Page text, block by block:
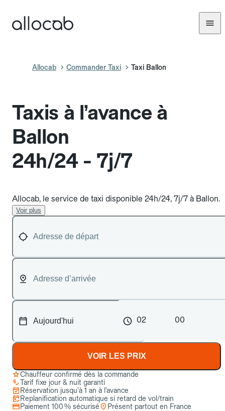
Allocab Commander Taxi Taxi Ballon
Taxis à l’avance à
Ballon
24h/24 - 7j/7
Allocab, le service de taxi disponible 24h/24, 7j/7 à Ballon.
Voir plus
02 00
VOIR LES PRIX
Chauffeur confirmé dès la commande
Tarif fixe jour & nuit garanti
Réservation jusqu’à 1 an à l’avance
Replanification automatique si retard de vol/train
Paiement 100 % sécurisé
Présent partout en France